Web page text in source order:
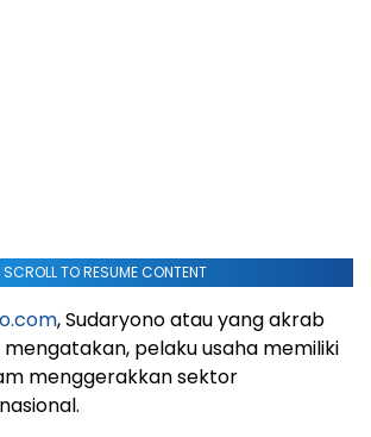
SCROLL TO RESUME CONTENT
, Sudaryono atau yang akrab
pelaku usaha memiliki
menggerakkan sektor